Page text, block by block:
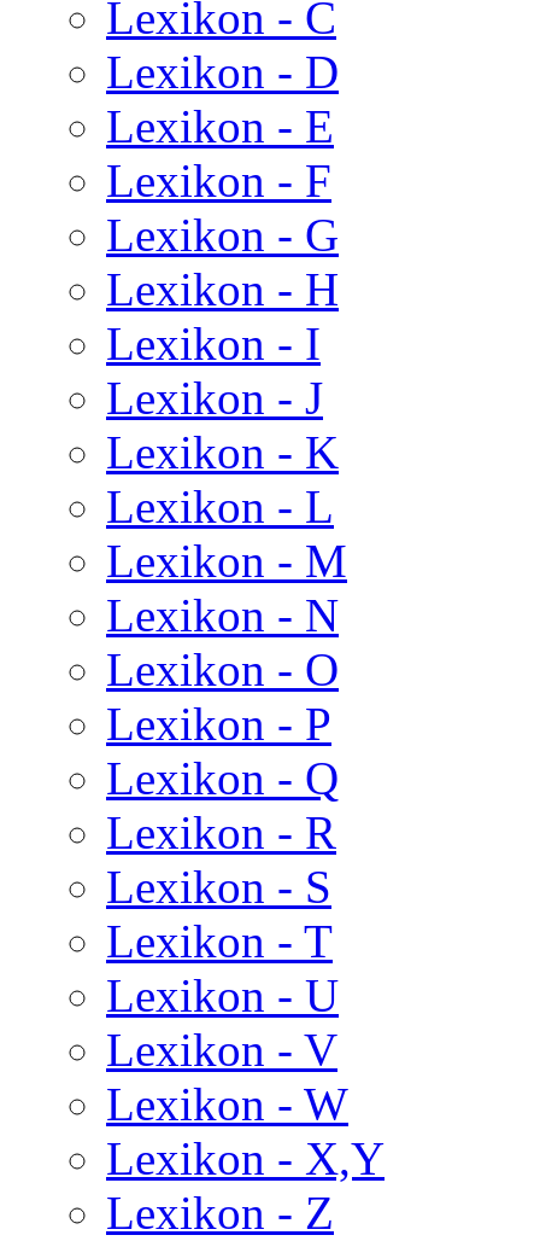
Lexikon - C
Lexikon - D
Lexikon - E
Lexikon - F
Lexikon - G
Lexikon - H
Lexikon - I
Lexikon - J
Lexikon - K
Lexikon - L
Lexikon - M
Lexikon - N
Lexikon - O
Lexikon - P
Lexikon - Q
Lexikon - R
Lexikon - S
Lexikon - T
Lexikon - U
Lexikon - V
Lexikon - W
Lexikon - X,Y
Lexikon - Z